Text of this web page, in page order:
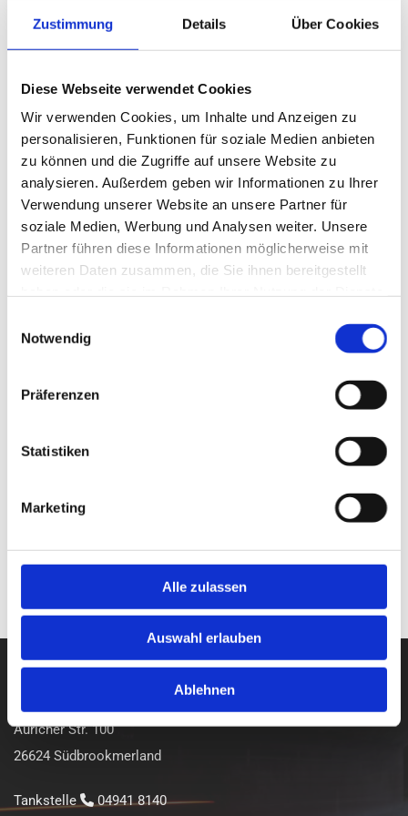
Zustimmung Details Über Cookies
Diese Webseite verwendet Cookies
Wir verwenden Cookies, um Inhalte und Anzeigen zu
personalisieren, Funktionen für soziale Medien anbieten
zu können und die Zugriffe auf unsere Website zu
analysieren. Außerdem geben wir Informationen zu Ihrer
Verwendung unserer Website an unsere Partner für
soziale Medien, Werbung und Analysen weiter. Unsere
Partner führen diese Informationen möglicherweise mit
weiteren Daten zusammen, die Sie ihnen bereitgestellt
Notwendig
Präferenzen
Statistiken
Marketing
Alle zulassen
Auswahl erlauben
Ablehnen
Gemeinde Südbrookmerland im Ortsteil Moordorf und wird
von Thorsten Jakobs als Inhaber geführt.
Wir bieten den kompletten Service rund ums Fahrzeug. Vom
Tanken, Waschen, Autozubehör und Reparaturen in unserer
KFZ-Meisterwerkstatt, all das gibt’s bei uns aus einer Hand.
Des Weiteren verschiedene Dinge des täglichen Bedarfs im
Tankshop. Im Bistro gibt es leckere Snacks und Kaffee für
Auricher Str. 100
26624 Südbrookmerland
Tankstelle  04941 8140